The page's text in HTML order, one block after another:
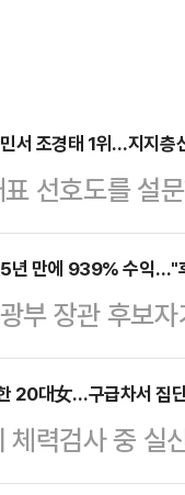
민서 조경태 1위…지지
선호도를 설
다. 다만 조
선호하는 당
이어 3위를 기
무선 100%
차기 당대표로
장 높았다.이
5년 만에 939% 수익…"
부 장관 후보
률을 챙긴 것
민의힘 의원실
백사면 송말
월 15일 1억
20대女…구급차서 집
체력검사 중 실
이 발생해 충